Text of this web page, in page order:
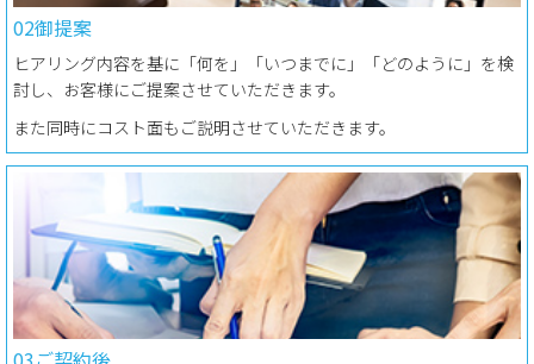
02御提案
ヒアリング内容を基に「何を」「いつまでに」「どのように」を検
討し、お客様にご提案させていただきます。
また同時にコスト面もご説明させていただきます。